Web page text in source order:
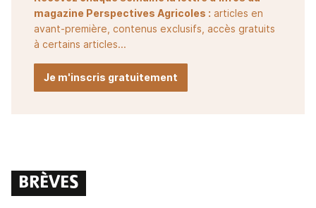
magazine Perspectives Agricoles : articles en
avant-première, contenus exclusifs, accès gratuits
à certains articles...
Je m'inscris gratuitement
BRÈVES